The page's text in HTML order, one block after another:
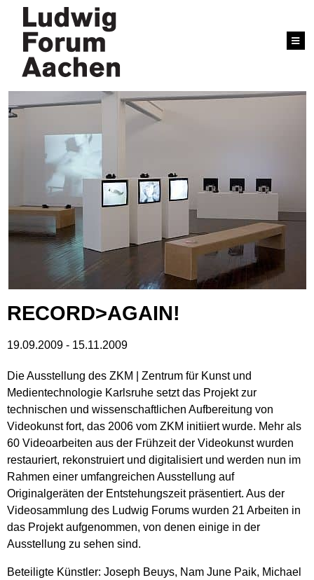
RECORD>AGAIN!
19.09.2009 - 15.11.2009
Die Ausstellung des ZKM | Zentrum für Kunst und
Medientechnologie Karlsruhe setzt das Projekt zur
technischen und wissenschaftlichen Aufbereitung von
Videokunst fort, das 2006 vom ZKM initiiert wurde. Mehr als
60 Videoarbeiten aus der Frühzeit der Videokunst wurden
restauriert, rekonstruiert und digitalisiert und werden nun im
Rahmen einer umfangreichen Ausstellung auf
Originalgeräten der Entstehungszeit präsentiert. Aus der
Videosammlung des Ludwig Forums wurden 21 Arbeiten in
das Projekt aufgenommen, von denen einige in der
Ausstellung zu sehen sind.
Beteiligte Künstler: Joseph Beuys, Nam June Paik, Michael